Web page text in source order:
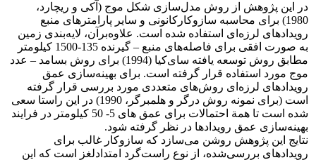
در این پژوهش از روش مدل‌سازی شکل موج (آکی و ریچارد،
1980) برای محاسبه سازوکارکانونی و سایر پارامترهای منبع
رویدادهای لرزه‌ای استفاده شده است. علاوه‌بر‌آن، لایه‌بندی زمین
به صورت افقی برای فاصله‌های منبع – گیرنده 135-1500 کیلومتر
مطابق روش توسعه یافته سای‌کیا (1994) برای روش بسامد – عدد
موج مورد استفاده قرار گرفته است. برای بهینه‌سازی عمق
رویدادهای لرزه‌ای روش‌های متعددی مورد بررسی قرار گرفته
است (برای نمونه روش درگر و هلمبرگر، 1990) در این راستا سعی
شده است تا همة احتمالات برای عمق های 5- 50 کیلومتر در فرایند
بهینه‌سازی عمق رویدادها در نظر گرفته شود.
نتایج این پژوهش روشن می‌سازد که سازوکار غالب برای
رویدادهای بررسی‌شده، از نوع راست‌گرد امتدادلغز است که این